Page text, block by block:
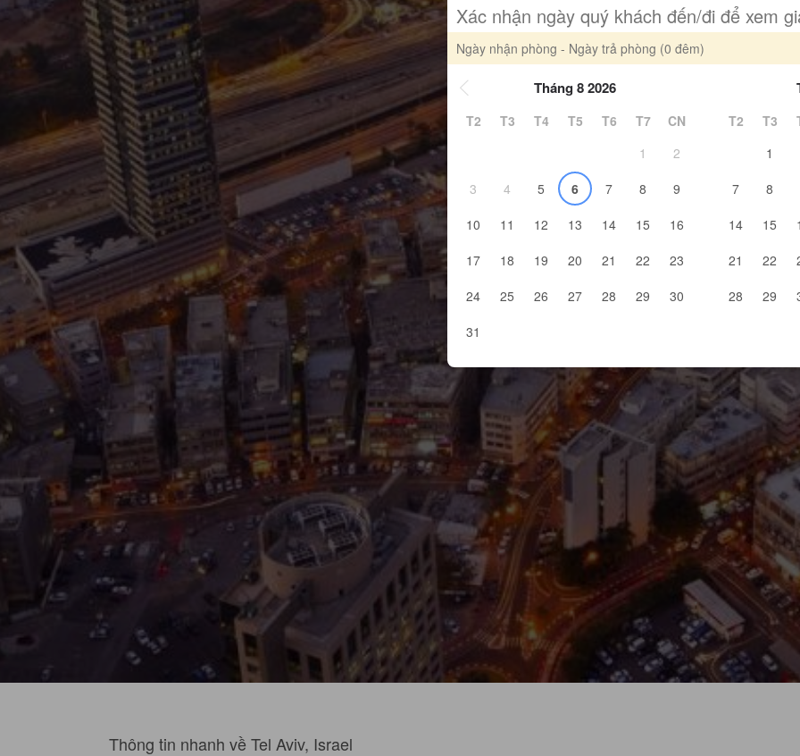
Xác nhận ngày quý khách đến/đi để xem
Ngày nhận phòng - Ngày trả phòng (0 đêm)
Tháng 8 2026
T2 T3 T4 T5 T6 T7
CN
1
2
3
4 5 6 7 8
9
10
11 12 13 14 15
16
17
18 19 20 21 22
23
24
25 26 27 28 29
30
31
T2 T3
1
7
8
14
15
21
22
28
29
Thông tin nhanh về Tel Aviv, Israel